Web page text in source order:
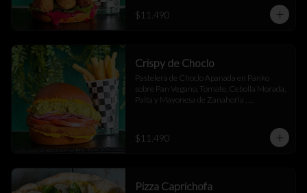
$11.490
Crispy de Choclo
Pastelera de Choclo Apanada en Panko
sobre Pan Vegano, Tomate, Cebolla Morada,
Palta y Mayonesa de Zanahoria ,
$11.490
Pizza Caprichofa